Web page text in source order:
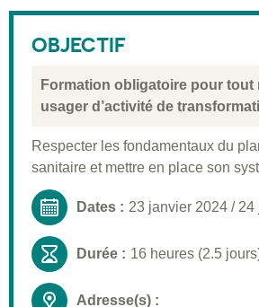
OBJECTIF
Formation obligatoire pour tout
usager d’activité de
Respecter les fondamentaux du
sanitaire et mettre en place son
Dates : 23 janvier 2024 / 24
Durée : 16 heures (2.5
Adresse(s) :